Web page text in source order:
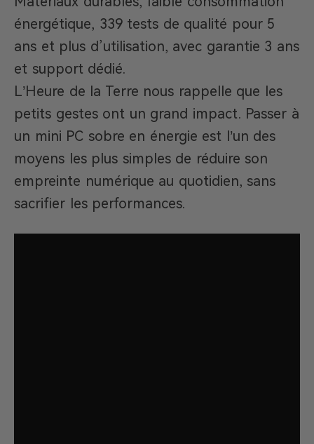
énergétique, 339 tests de qualité pour 5
ans et plus d’utilisation, avec garantie 3 ans
et support dédié.
L’Heure de la Terre nous rappelle que les
petits gestes ont un grand impact. Passer à
un mini PC sobre en énergie est l’un des
moyens les plus simples de réduire son
empreinte numérique au quotidien, sans
sacrifier les performances.